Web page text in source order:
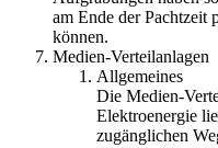
am Ende der Pachtzeit
können.
Medien-Verteilanlagen
Allgemeines
Die Medien-
Elektroenergie
zugänglichen